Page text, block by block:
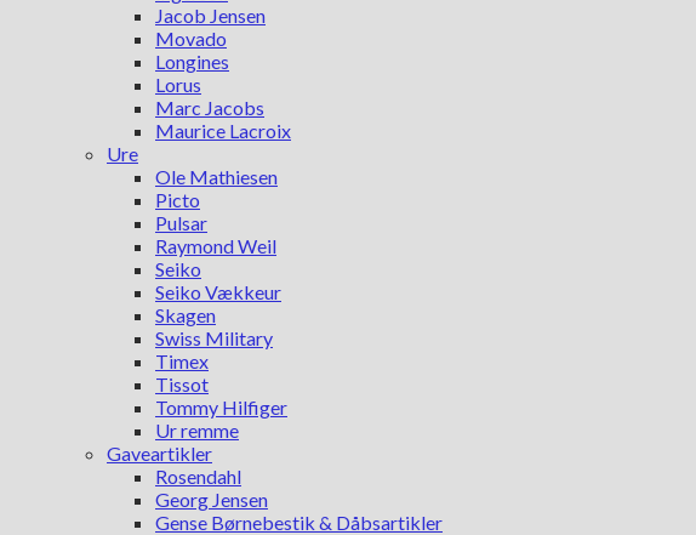
Jacob Jensen
Movado
Longines
Lorus
Marc Jacobs
Maurice Lacroix
Ure
Ole Mathiesen
Picto
Pulsar
Raymond Weil
Seiko
Seiko Vækkeur
Skagen
Swiss Military
Timex
Tissot
Tommy Hilfiger
Ur remme
Gaveartikler
Rosendahl
Georg Jensen
Gense Børnebestik & Dåbsartikler